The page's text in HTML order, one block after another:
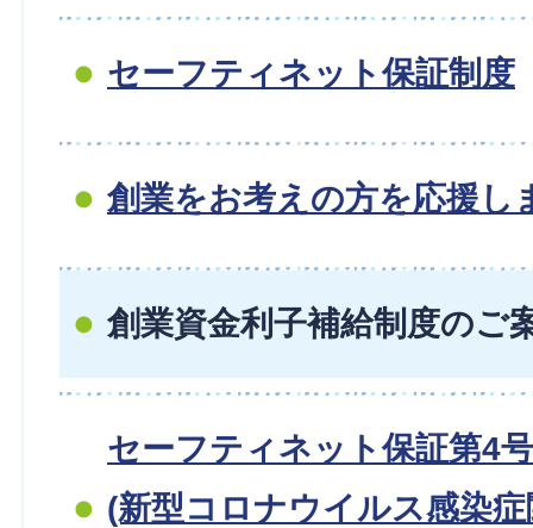
セーフティネット保証制度
創業をお考えの方を応援し
創業資金利子補給制度のご
セーフティネット保証第4
(新型コロナウイルス感染